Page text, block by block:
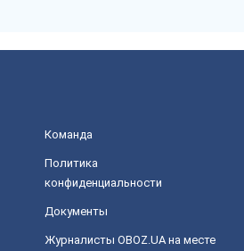
Команда
Политика
конфиденциальности
Документы
Журналисты OBOZ.UA на месте